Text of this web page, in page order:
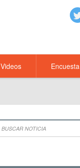
Videos Encuesta